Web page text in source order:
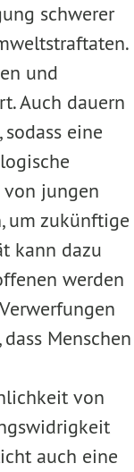
schwerer
und
Auch dauern
eine
von jungen
um zukünftige
kann dazu
werden
Menschen
von
auch eine